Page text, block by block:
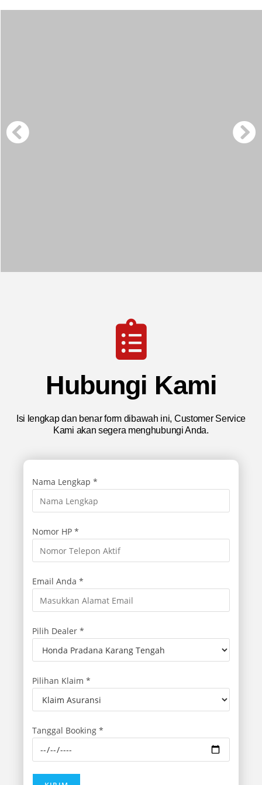
Hubungi Kami
Isi lengkap dan benar form dibawah ini, Customer Service
Kami akan segera menghubungi Anda.
Nama Lengkap *
Nomor HP *
Email Anda *
Pilih Dealer *
Pilihan Klaim *
Tanggal Booking *